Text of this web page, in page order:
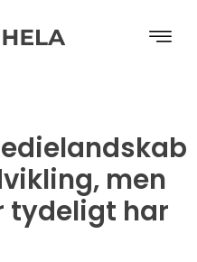
men
tydeligt har